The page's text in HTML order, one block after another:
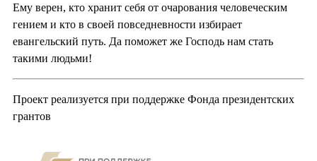
Ему верен, кто хранит себя от очарования человеческим
гением и кто в своей повседневности избирает
евангельский путь. Да поможет же Господь нам стать
такими людьми!
Проект реализуется при поддержке Фонда президентских
грантов